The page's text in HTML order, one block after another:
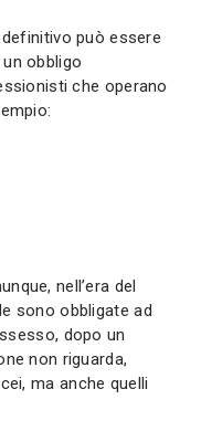
può essere
obbligo
che operano
nell’era del
sono obbligate ad
dopo un
non riguarda,
ma anche quelli